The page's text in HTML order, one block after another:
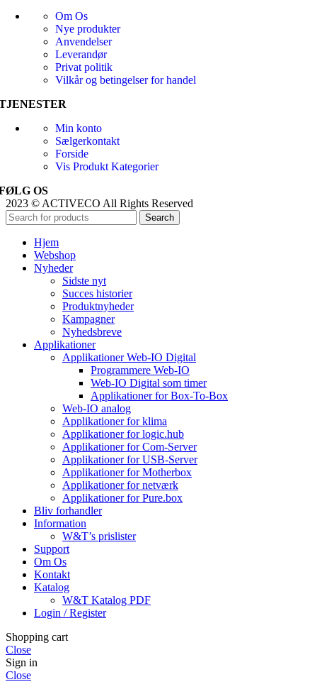
Om Os
Nye produkter
Anvendelser
Leverandør
Privat politik
Vilkår og betingelser for handel
Min konto
Sælgerkontakt
Forside
Vis Produkt Kategorier
OS
2023 © ACTIVECO All Rights Reserved
Search
Hjem
Webshop
Nyheder
Sidste nyt
Succes historier
Produktnyheder
Kampagner
Nyhedsbreve
Applikationer
Applikationer Web-IO Digital
Programmere Web-IO
Web-IO Digital som timer
Applikationer for Box-To-Box
Web-IO analog
Applikationer for klima
Applikationer for logic.hub
Applikationer for Com-Server
Applikationer for USB-Server
Applikationer for Motherbox
Applikationer for netværk
Applikationer for Pure.box
Bliv forhandler
Information
W&T’s prislister
Support
Om Os
Kontakt
Katalog
W&T Katalog PDF
Login / Register
Shopping cart
Close
Sign in
Close